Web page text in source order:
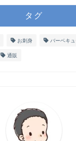
タグ
お刺身 バーベキュ
通販